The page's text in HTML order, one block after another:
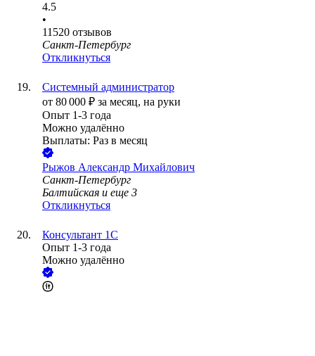
4.5
•
11520 отзывов
Санкт-Петербург
Откликнуться
Системный администратор
от 80 000 ₽ за месяц, на руки
Опыт 1-3 года
Можно удалённо
Выплаты: Раз в месяц
Рыжов Александр Михайлович
Санкт-Петербург
Балтийская и еще 3
Откликнуться
Консультант 1С
Опыт 1-3 года
Можно удалённо